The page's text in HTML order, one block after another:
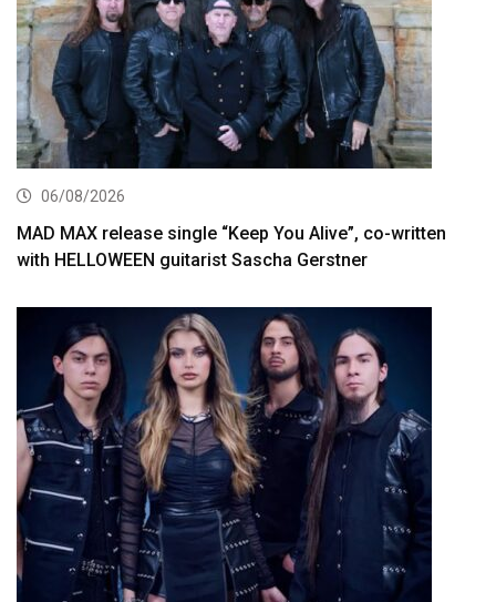
06/08/2026
MAD MAX release single “Keep You Alive”, co-written
with HELLOWEEN guitarist Sascha Gerstner